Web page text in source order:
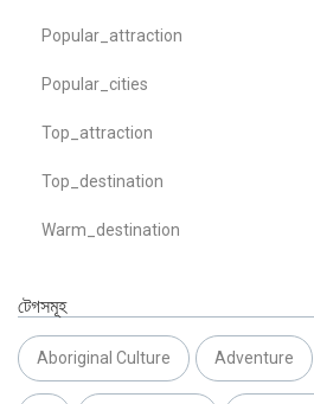
Popular_attraction
Popular_cities
Top_attraction
Top_destination
Warm_destination
টেগসমূহ
Aboriginal Culture Adventure